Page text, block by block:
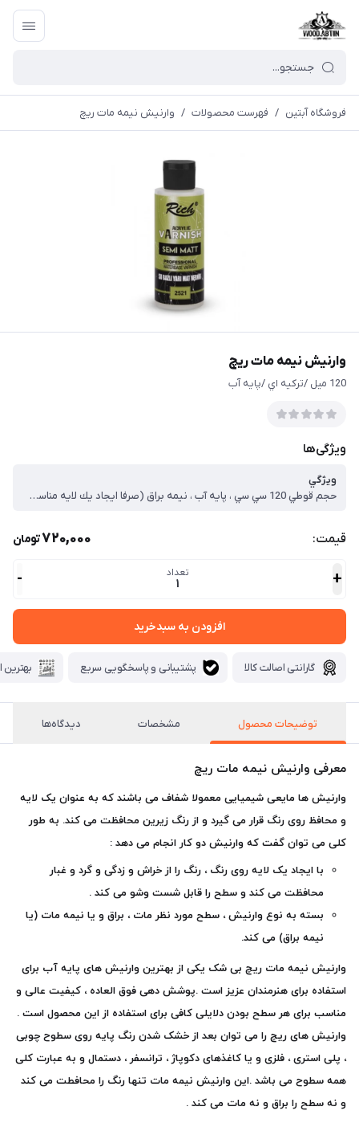
فروشگاه آبتین / فهرست محصولات / وارنیش نیمه مات ریچ
وارنیش نیمه مات ریچ
120 ميل /تركيه اي /پايه آب
ویژگی‌ها
ويژگي
حجم قوطي 120 سي سي ، پايه آب ، نيمه براق (صرفا ايجاد يك لايه مناسب ) ، محافظ قوي رنگ آكرليك ، خشك شدن سريع (بين 5 تا 10 دقيقه ) ، بي بو ، بدون آسيب رساندن به پوست
قیمت: 720,000تومان
+ تعداد
1
-
افزودن به سبدخرید
گارانتی اصالت کالا پشتیبانی و پاسخگویی سریع بهترین
توضيحات محصول مشخصات دیدگاه‌ها
معرفی وارنیش نیمه مات ریچ
وارنیش ها مایعی شیمیایی معمولا شفاف می باشند که به عنوان یک لایه
و محافظ روی رنگ قرار می گیرد و از رنگ زیرین محافظت می کند. به طور
کلی می توان گفت که وارنیش دو کار انجام می دهد :
با ایجاد یک لایه روی رنگ ، رنگ را از خراش و زدگی و گرد و غبار
محافظت می کند و سطح را قابل شست وشو می کند .
بسته به نوع وارنیش ، سطح مورد نظر مات ، براق و یا نیمه مات (یا
نیمه براق) می کند.
وارنیش نیمه مات ریچ بی شک یکی از بهترین وارنیش های پایه آب برای
استفاده برای هنرمندان عزیز است .پوشش دهی فوق العاده ، کیفیت عالی و
مناسب برای هر سطح بودن دلایلی کافی برای استفاده از این محصول است .
وارنیش های ریچ را می توان بعد از خشک شدن رنگ پایه روی سطوح چوبی
، پلی استری ، فلزی و یا کاغذهای دکوپاژ ، ترانسفر ، دستمال و به عبارت کلی
همه سطوح می باشد .این وارنیش نیمه مات تنها رنگ را محافطت می کند
و نه سطح را براق و نه مات می کند .